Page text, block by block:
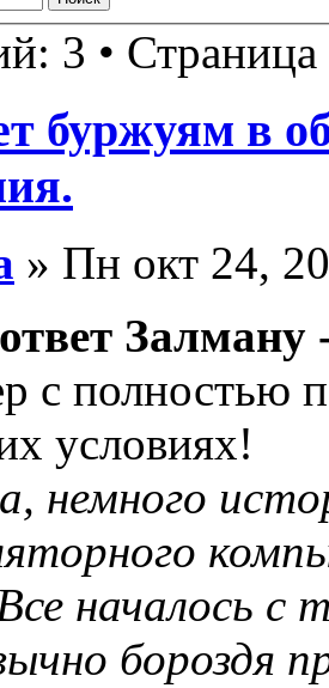
3 • Страница
буржуям в
» Пн окт 24,
Залману
с полностью
условиях!
немного
началось с
бороздя